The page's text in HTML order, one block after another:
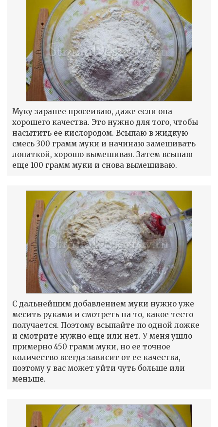
Муку заранее просеиваю, даже если она
хорошего качества. Это нужно для того, чтобы
насытить ее кислородом. Всыпаю в жидкую
смесь 300 грамм муки и начинаю замешивать
лопаткой, хорошо вымешивая. Затем всыпаю
еще 100 грамм муки и снова вымешиваю.
С дальнейшим добавлением муки нужно уже
месить руками и смотреть на то, какое тесто
получается. Поэтому всыпайте по одной ложке
и смотрите нужно еще или нет. У меня ушло
примерно 450 грамм муки, но ее точное
количество всегда зависит от ее качества,
поэтому у вас может уйти чуть больше или
меньше.